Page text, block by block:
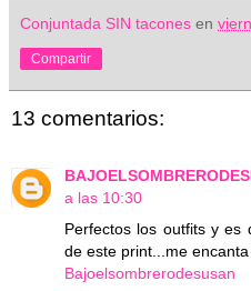
Conjuntada SIN tacones en
Compartir
13 comentarios:
a las 10:30
Perfectos los outfits y es
de este print...me
Bajoelsombrerodesusan